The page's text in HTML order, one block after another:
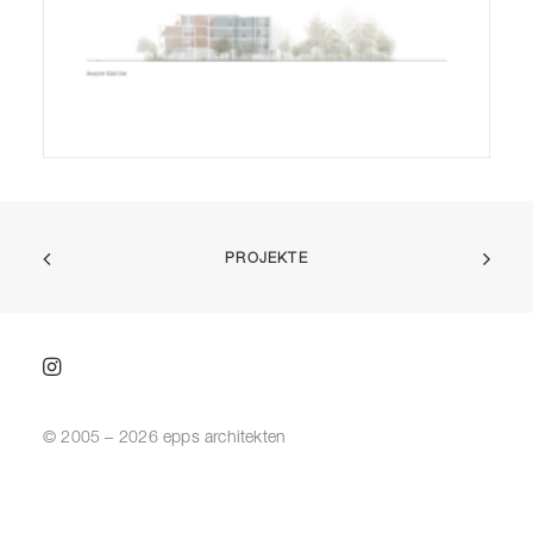
PROJEKTE
© 2005 – 2026 epps architekten